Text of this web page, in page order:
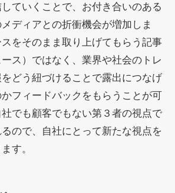
ていくことで、お付き合いのある
ディアとの折衝機会が増加しま
をそのまま取り上げてもらう記事
ース）ではなく、業界や社会のトレ
どう紐づけることで露出につなげ
フィードバックをもらうことが可
でも顧客でもない第３者の視点で
ので、自社にとって新たな視点を
す。